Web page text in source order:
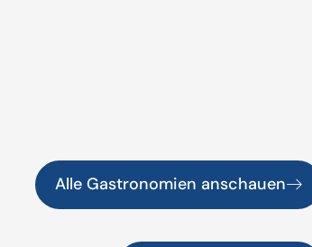
Alle Gastronomien anschauen